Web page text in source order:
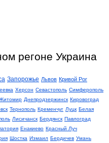
регоне Украина
Запорожье Львов Кривой Рог
Херсон Севастополь Симферополь
Днепродзержинск Кировоград
Тернополь Кременчуг Луцк Белая
Лисичанск Бердянск Павлоград
Енакиево Красный Луч
Шостка Измаил Бердичев Умань